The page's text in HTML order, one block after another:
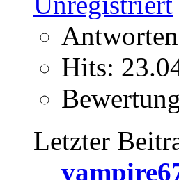
Hits:
Letzter